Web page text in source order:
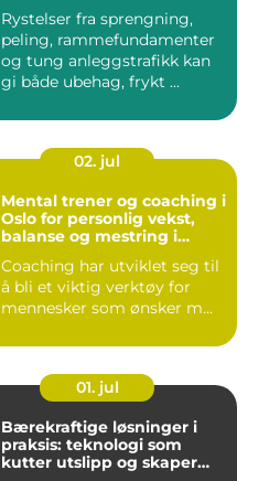
Rystelser fra sprengning,
peling, rammefundamenter
og tung anleggstrafikk kan
gi både ubehag, frykt ...
02. jul
Mental trener og coaching i
Oslo for personlig vekst,
balanse og mestring i
Coaching har utviklet seg til
å bli et viktig verktøy for
mennesker som ønsker m...
01. jul
Bærekraftige løsninger i
praksis: teknologi som
kutter utslipp og skaper